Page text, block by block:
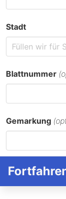
Stadt
Blattnummer
Gemarkung